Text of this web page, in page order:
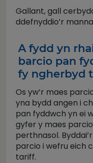
Gallant, gall
ddefnyddio’r
A fydd yn
barcio pan
fy ngherbyd
Os yw’r maes
yna bydd angen i
pan fyddwch yn ei
gyfer y maes
perthnasol.
parcio i wefru eich
tariff.